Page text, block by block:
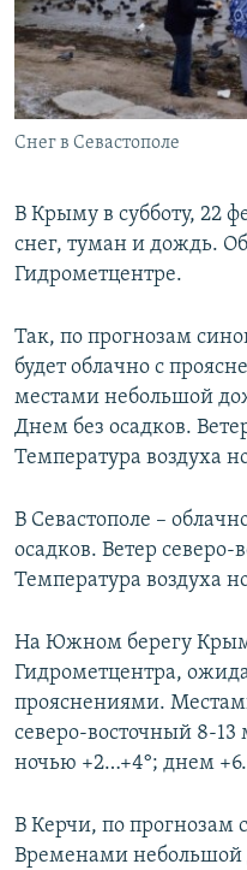
ПОБЕДИТЕЛЕЙ НЕ СУДЯТ?
КРЫМ.НЕПОКОРЕННЫЙ
ELIFBE
УКРАИНСКАЯ ПРОБЛЕМА
ПРИСОЕДИНЯЙТЕСЬ!
Снег в Севастополе
В Крыму в субботу, 22
снег, туман и дождь.
Гидрометцентре.
Так, по прогнозам
будет облачно с
местами небольшой
Днем без осадков.
Температура воздуха
В Севастополе –
осадков. Ветер северо-
Температура воздуха
На Южном берегу
Гидрометцентра,
прояснениями.
северо-восточный 8-13
ночью +2…+4°; днем
В Керчи, по прогнозам
Временами небольшой